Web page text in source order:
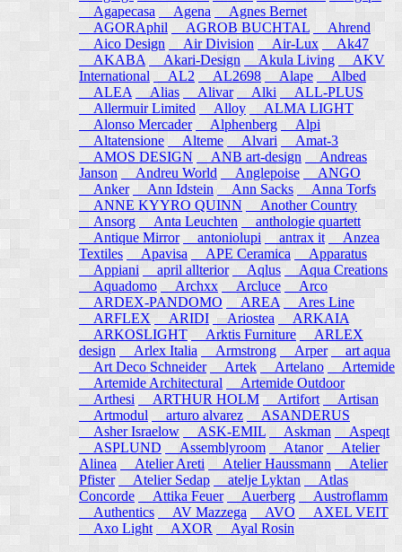
Agapecasa
Agena
Agnes Bernet
AGORAphil
AGROB BUCHTAL
Ahrend
Aico Design
Air Division Air-Lux
Ak47
AKABA
Akari-Design Akula Living
AKV
International
AL2 AL2698 Alape
Albed
ALEA
Alias Alivar Alki
ALL-PLUS
Allermuir Limited
Alloy
ALMA LIGHT
Alonso Mercader
Alphenberg
Alpi
Altatensione
Alteme Alvari
Amat-3
AMOS DESIGN
ANB art-design
Andreas
Janson
Andreu World Anglepoise
ANGO
Anker
Ann Idstein Ann Sacks
Anna Torfs
ANNE KYYRO QUINN
Another Country
Ansorg
Anta Leuchten
anthologie quartett
Antique Mirror
antoniolupi antrax it
Anzea
Textiles
Apavisa APE Ceramica
Apparatus
Appiani
april allterior Aqlus Aqua Creations
Aquadomo
Archxx Arcluce
Arco
ARDEX-PANDOMO
AREA
Ares Line
ARFLEX
ARIDI Ariostea
ARKAIA
ARKOSLIGHT
Arktis Furniture
ARLEX
design
Arlex Italia Armstrong Arper
art aqua
Art Deco Schneider
Artek Artelano
Artemide
Artemide Architectural
Artemide Outdoor
Arthesi
ARTHUR HOLM Artifort
Artisan
Artmodul
arturo alvarez
ASANDERUS
Asher Israelow
ASK-EMIL Askman
Aspeqt
ASPLUND
Assemblyroom Atanor
Atelier
Alinea
Atelier Areti Atelier Haussmann
Atelier
Pfister
Atelier Sedap atelje Lyktan
Atlas
Concorde
Attika Feuer Auerberg
Austroflamm
Authentics
AV Mazzega AVO
AXEL VEIT
Axo Light
AXOR Ayal Rosin